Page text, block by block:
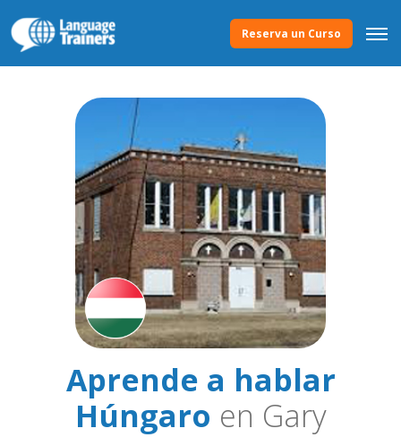
Reserva un Curso
Aprende a hablar
Húngaro en Gary